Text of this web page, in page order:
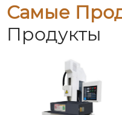
Самые
Продукты